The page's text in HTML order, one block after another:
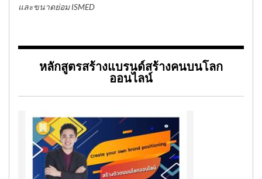
และขนาดย่อม ISMED
หลักสูตรสร้างแบรนด์สร้างคนบนโลก
ออนไลน์